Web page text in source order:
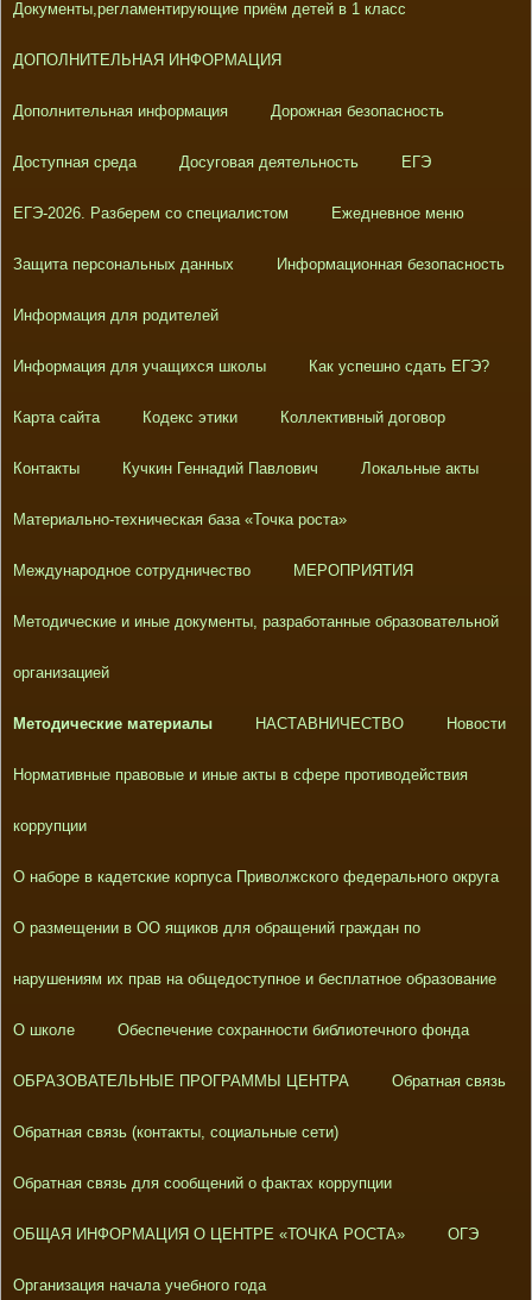
Документы,регламентирующие приём детей в 1 класс
ДОПОЛНИТЕЛЬНАЯ ИНФОРМАЦИЯ
Дополнительная информация Дорожная безопасность
Доступная среда Досуговая деятельность ЕГЭ
ЕГЭ-2026. Разберем со специалистом Ежедневное меню
Защита персональных данных Информационная безопасность
Информация для родителей
Информация для учащихся школы Как успешно сдать ЕГЭ?
Карта сайта Кодекс этики Коллективный договор
Контакты Кучкин Геннадий Павлович Локальные акты
Материально-техническая база «Точка роста»
Международное сотрудничество МЕРОПРИЯТИЯ
Методические и иные документы, разработанные образовательной
организацией
Методические материалы НАСТАВНИЧЕСТВО Новости
Нормативные правовые и иные акты в сфере противодействия
коррупции
О наборе в кадетские корпуса Приволжского федерального округа
О размещении в ОО ящиков для обращений граждан по
нарушениям их прав на общедоступное и бесплатное образование
О школе Обеспечение сохранности библиотечного фонда
ОБРАЗОВАТЕЛЬНЫЕ ПРОГРАММЫ ЦЕНТРА Обратная связь
Обратная связь (контакты, социальные сети)
Обратная связь для сообщений о фактах коррупции
ОБЩАЯ ИНФОРМАЦИЯ О ЦЕНТРЕ «ТОЧКА РОСТА» ОГЭ
Организация начала учебного года